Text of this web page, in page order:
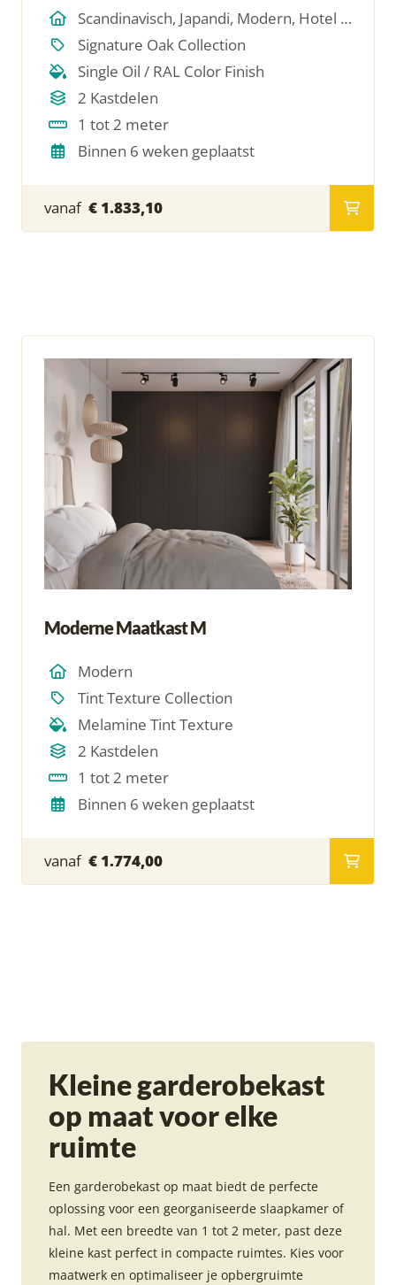
Scandinavisch, Japandi, Modern, Hotel Chique, Minimalistich
Signature Oak Collection
Single Oil / RAL Color Finish
2 Kastdelen
1 tot 2 meter
Binnen 6 weken geplaatst
vanaf € 1.833,10
Moderne Maatkast M
Modern
Tint Texture Collection
Melamine Tint Texture
2 Kastdelen
1 tot 2 meter
Binnen 6 weken geplaatst
vanaf € 1.774,00
Kleine garderobekast
op maat voor elke
ruimte
Een garderobekast op maat biedt de perfecte
oplossing voor een georganiseerde slaapkamer of
hal. Met een breedte van 1 tot 2 meter, past deze
kleine kast perfect in compacte ruimtes. Kies voor
maatwerk en optimaliseer je opbergruimte